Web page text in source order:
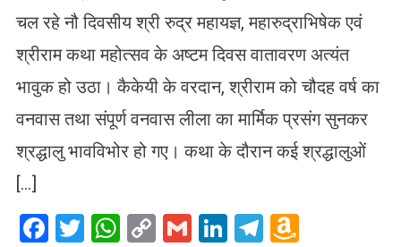
चल रहे नौ दिवसीय श्री रुद्र महायज्ञ, महारुद्राभिषेक एवं
श्रीराम कथा महोत्सव के अष्टम दिवस वातावरण अत्यंत
भावुक हो उठा। कैकेयी के वरदान, श्रीराम को चौदह वर्ष का
वनवास तथा संपूर्ण वनवास लीला का मार्मिक प्रसंग सुनकर
श्रद्धालु भावविभोर हो गए। कथा के दौरान कई श्रद्धालुओं
[…]
Facebook
Twitter
WhatsApp
CopyGmailLinkedIn
Telegram